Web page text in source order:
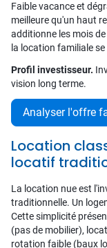
Faible vacance et
meilleure qu'un haut
additionne les mois
la location familiale
Profil investisseur.
vision long terme.
Analyser l'offre
Location
locatif
La location nue est
traditionnelle. Un
Cette simplicité
(pas de mobilier),
rotation faible (baux